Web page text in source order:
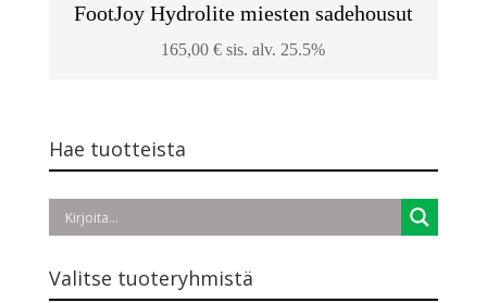
FootJoy Hydrolite miesten sadehousut
165,00€ sis. alv. 25.5%
Hae tuotteista
Valitse tuoteryhmistä